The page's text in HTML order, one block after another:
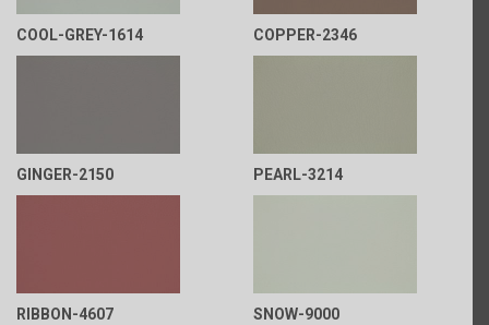
COOL-GREY-1614 COPPER-2346
GINGER-2150 PEARL-3214
RIBBON-4607 SNOW-9000